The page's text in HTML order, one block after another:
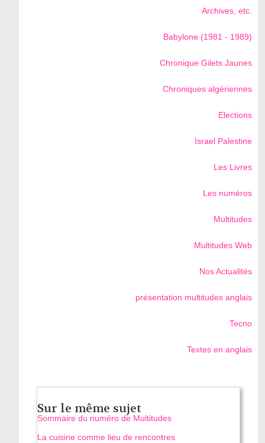
Archives, etc.
Babylone (1981 - 1989)
Chronique Gilets Jaunes
Chroniques algériennes
Elections
Israel Palestine
Les Livres
Les numéros
Multitudes
Multitudes Web
Nos Actualités
présentation multitudes anglais
Tecno
Textes en anglais
Sur le même sujet
Sommaire du numéro de Multitudes
La cuisine comme lieu de rencontres